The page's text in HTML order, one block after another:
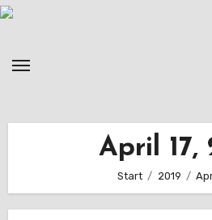
Zum
April 17,
Start 2019